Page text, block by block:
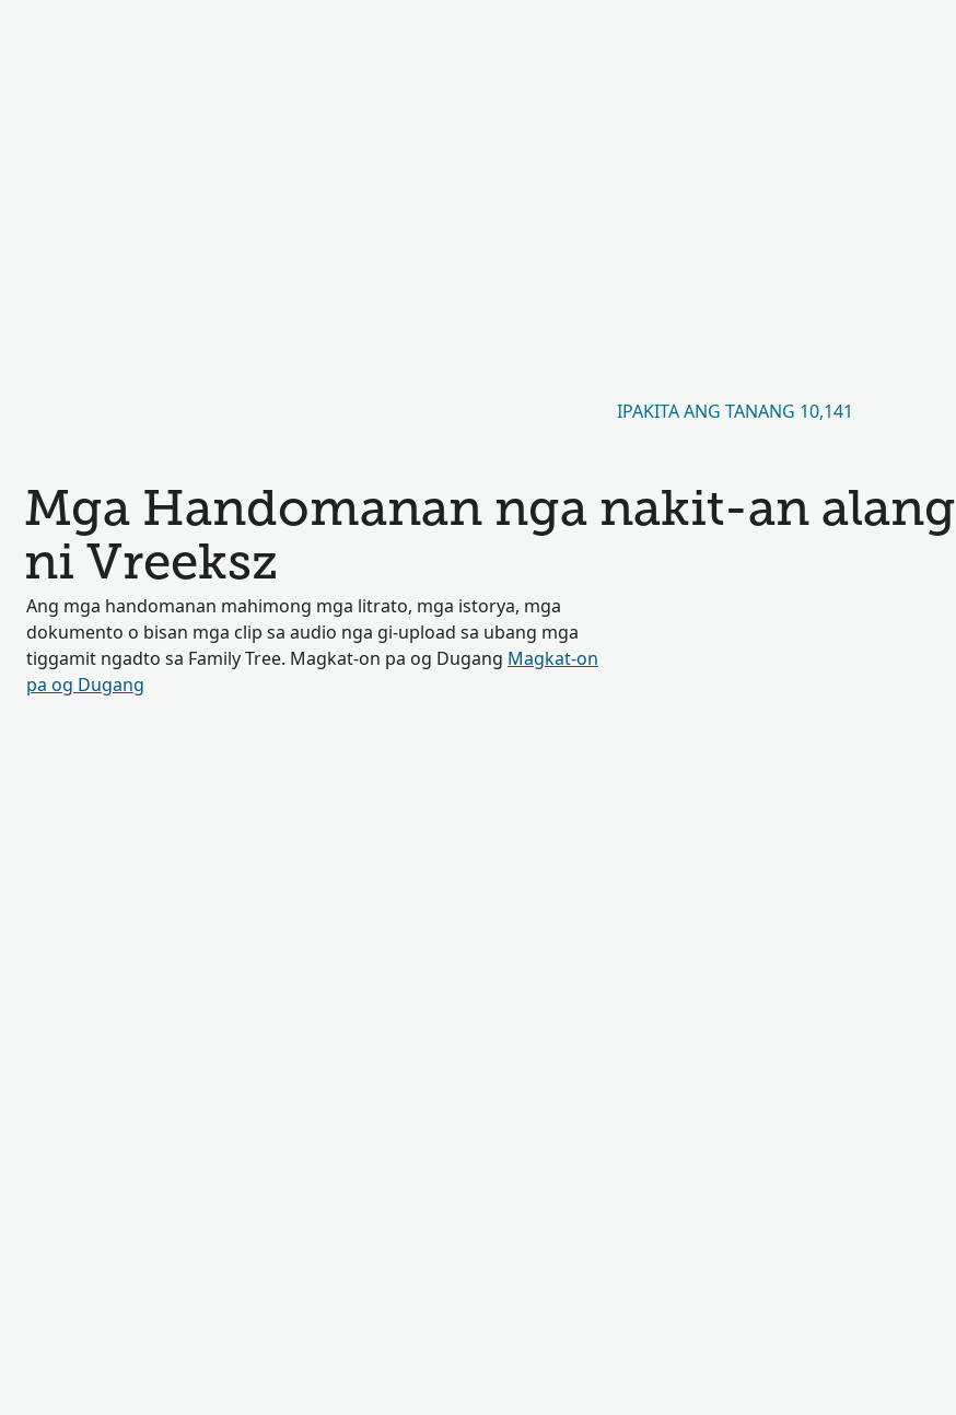
IPAKITA ANG TANANG 10,141
Mga Handomanan nga nakit-an alang
ni Vreeksz
Ang mga handomanan mahimong mga litrato, mga istorya, mga
dokumento o bisan mga clip sa audio nga gi-upload sa ubang mga
tiggamit ngadto sa Family Tree. Magkat-on pa og Dugang Magkat-on
pa og Dugang